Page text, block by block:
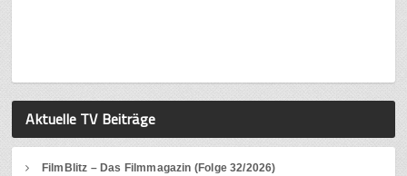
Aktuelle TV Beiträge
FilmBlitz – Das Filmmagazin (Folge 32/2026)